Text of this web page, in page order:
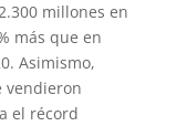
millones en
más que en
Asimismo,
vendieron
el récord